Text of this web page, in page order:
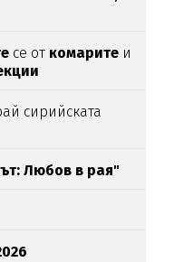
се от комарите и
сирийската
Любов в рая"